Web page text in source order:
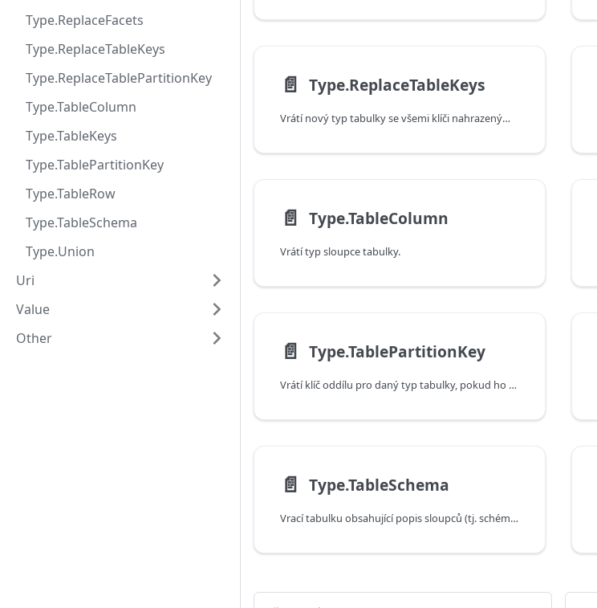
Type.ReplaceFacets
Type.ReplaceTableKeys
Type.ReplaceTablePartitionKey
Type.TableColumn
Type.TableKeys
Type.TablePartitionKey
Type.TableRow
Type.TableSchema
Type.Union
Uri
Value
Other
📄️ Type.ReplaceTableKeys
Vrátí nový typ tabulky se všemi klíči nahrazenými zadaným seznamem klíčů.
📄️ Type.TableColumn
Vrátí typ sloupce tabulky.
📄️ Type.TablePartitionKey
Vrátí klíč oddílu pro daný typ tabulky, pokud ho má.
📄️ Type.TableSchema
Vrací tabulku obsahující popis sloupců (tj. schéma) zadaného typu tabulky.